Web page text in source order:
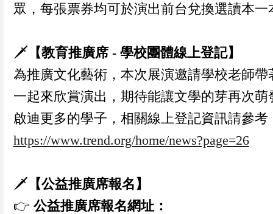
眾，每張票券均可於演出前台兌換選讀本一
🗡️ 【教育推廣席 - 學校團體線上登記】
為推廣文化藝術，本次展演邀請學校老師帶
一起來欣賞演出，期待能讓文學的芽再次萌
啟迪更多的學子，相關線上登記資訊請參考
https://www.trend.org/home/news?page=26
🗡️ 【公益推廣席報名】
👉️ 公益推廣席報名網址：